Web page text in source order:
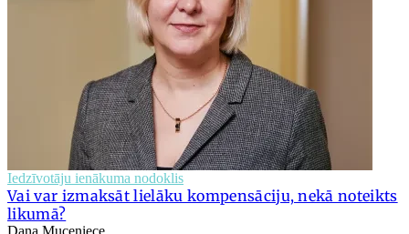
Iedzīvotāju ienākuma nodoklis
Vai var izmaksāt lielāku kompensāciju, nekā noteikts
likumā?
Dana Muceniece